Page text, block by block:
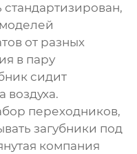
от разных
в пару
сидит
воздуха.
переходников,
загубники под
компания